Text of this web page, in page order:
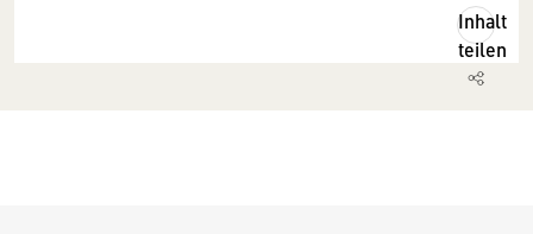
Inhalt
teilen